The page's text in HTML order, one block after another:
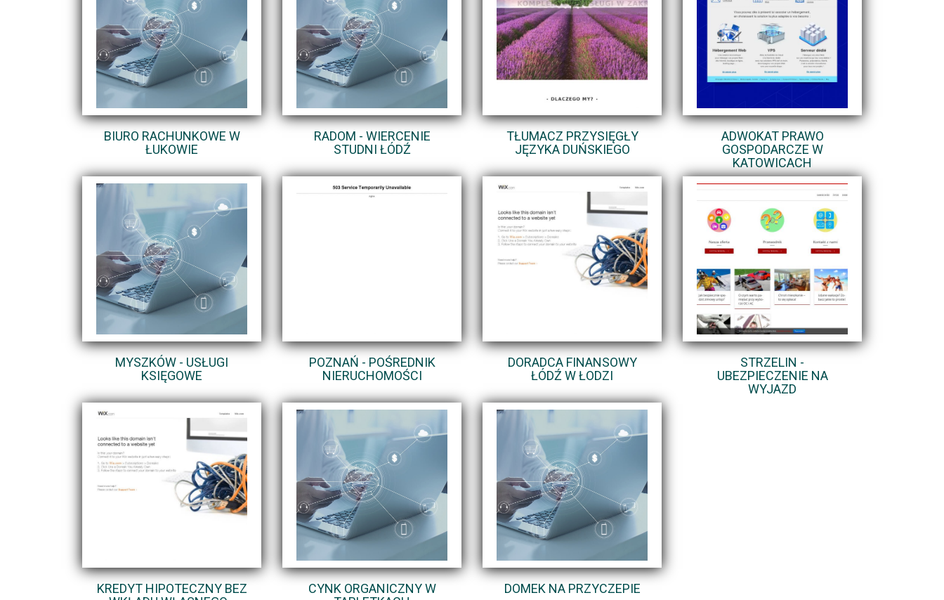
BIURO RACHUNKOWE W
ŁUKOWIE
RADOM - WIERCENIE
STUDNI ŁÓDŹ
TŁUMACZ PRZYSIĘGŁY
JĘZYKA DUŃSKIEGO
ADWOKAT PRAWO
GOSPODARCZE W
KATOWICACH
MYSZKÓW - USŁUGI
KSIĘGOWE
POZNAŃ - POŚREDNIK
NIERUCHOMOŚCI
DORADCA FINANSOWY
ŁÓDŹ W ŁODZI
STRZELIN -
UBEZPIECZENIE NA
WYJAZD
KREDYT HIPOTECZNY BEZ
CYNK ORGANICZNY W
DOMEK NA PRZYCZEPIE